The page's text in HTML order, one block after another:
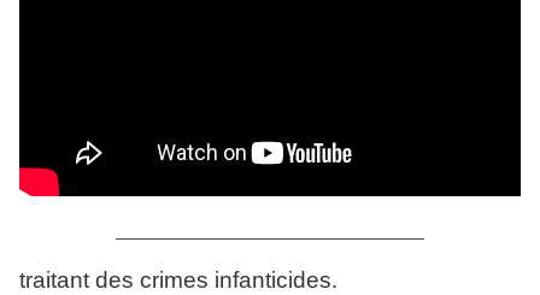
traitant des crimes infanticides.